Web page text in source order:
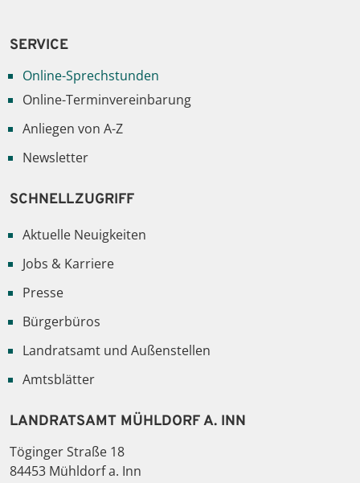
SERVICE
Online-Sprechstunden
Online-Terminvereinbarung
Anliegen von A-Z
Newsletter
SCHNELLZUGRIFF
Aktuelle Neuigkeiten
Jobs & Karriere
Presse
Bürgerbüros
Landratsamt und Außenstellen
Amtsblätter
LANDRATSAMT MÜHLDORF A. INN
Töginger Straße 18
84453 Mühldorf a. Inn